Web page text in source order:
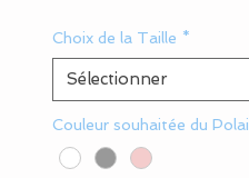
Choix de la Taille *
Couleur souhaitée du